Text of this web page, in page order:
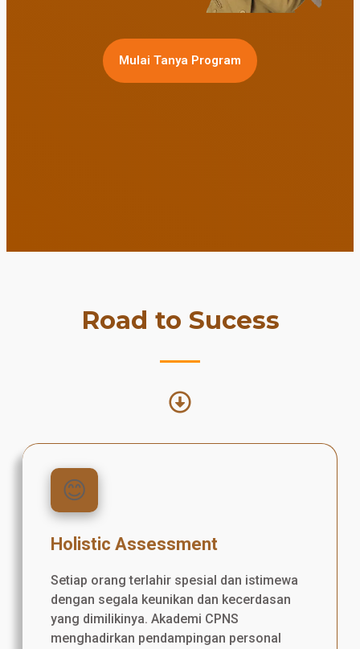
Mulai Tanya Program
Road to Sucess
😊
Holistic Assessment
Setiap orang terlahir spesial dan istimewa
dengan segala keunikan dan kecerdasan
yang dimilikinya. Akademi CPNS
menghadirkan pendampingan personal